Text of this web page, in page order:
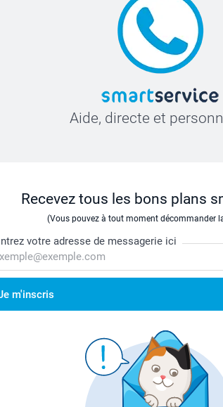
Aide, directe et
Recevez tous les bons plans
(Vous pouvez à tout moment décommander
votre adresse de messagerie ici
m'inscris